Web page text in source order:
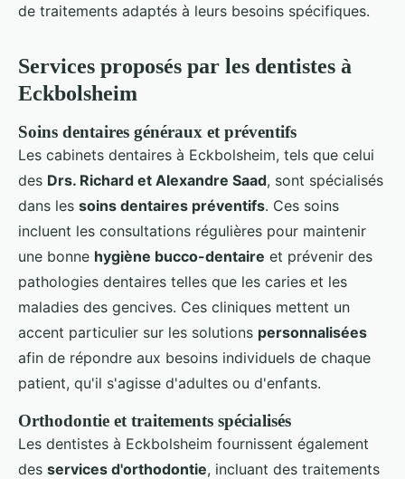
de traitements adaptés à leurs besoins spécifiques.
Services proposés par les dentistes à
Eckbolsheim
Soins dentaires généraux et préventifs
Les cabinets dentaires à Eckbolsheim, tels que celui
des Drs. Richard et Alexandre Saad, sont spécialisés
dans les soins dentaires préventifs. Ces soins
incluent les consultations régulières pour maintenir
une bonne hygiène bucco-dentaire et prévenir des
pathologies dentaires telles que les caries et les
maladies des gencives. Ces cliniques mettent un
accent particulier sur les solutions personnalisées
afin de répondre aux besoins individuels de chaque
patient, qu'il s'agisse d'adultes ou d'enfants.
Orthodontie et traitements spécialisés
Les dentistes à Eckbolsheim fournissent également
des services d'orthodontie, incluant des traitements